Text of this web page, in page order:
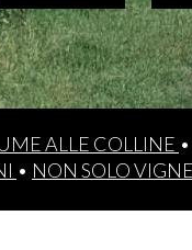
ALLE COLLINE •
• NON SOLO